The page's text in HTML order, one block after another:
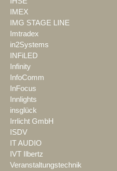
IMEX
IMG STAGE LINE
Imtradex
in2Systems
INFiLED
Infinity
InfoComm
InFocus
Innlights
insglück
Irrlicht GmbH
ISDV
IT AUDIO
IVT Ilbertz
Veranstaltungstechnik